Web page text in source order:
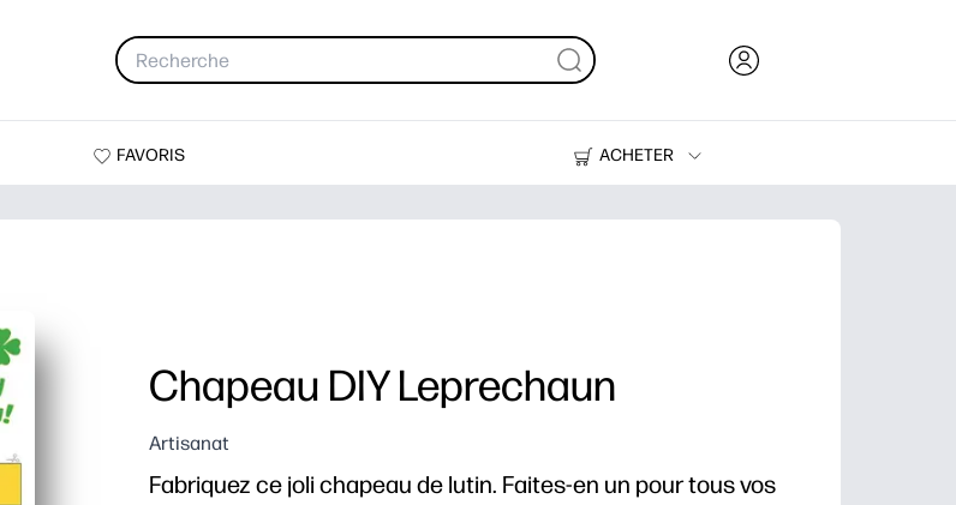
FAVORIS
ACHETER
Des imprimantes
Chapeau DIY Leprechaun
Artisanat
Fabriquez ce joli chapeau de lutin. Faites-en un pour tous vos